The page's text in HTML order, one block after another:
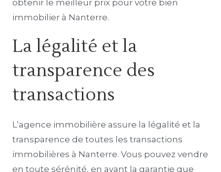
obtenir le meilleur prix pour votre bien
immobilier à Nanterre.
La légalité et la
transparence des
transactions
L’agence immobilière assure la légalité et la
transparence de toutes les transactions
immobilières à Nanterre. Vous pouvez vendre
en toute sérénité, en ayant la garantie que